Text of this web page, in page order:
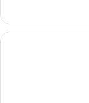
즈
침
로
프
트,